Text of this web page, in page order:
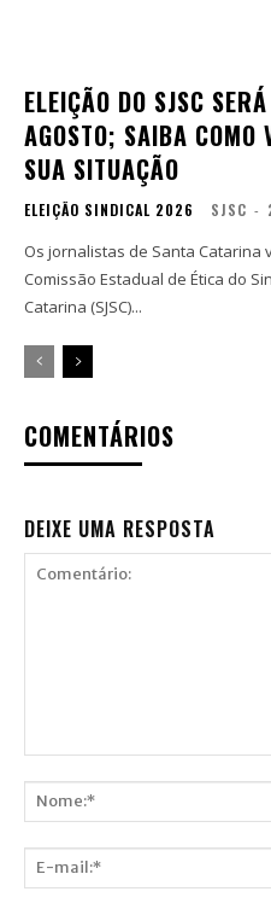
ELEIÇÃO DO SJSC
AGOSTO; SAIBA COMO
SUA SITUAÇÃO
ELEIÇÃO SINDICAL 2026 SJSC -
Os jornalistas de Santa Catarina
Comissão Estadual de Ética do
Catarina (SJSC)...
COMENTÁRIOS
DEIXE UMA RESPOSTA